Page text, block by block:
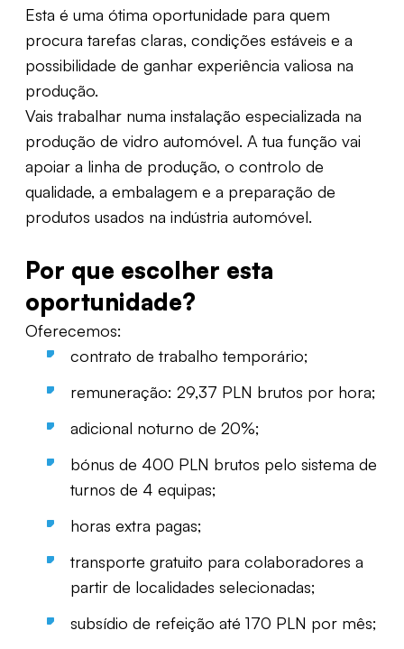
Esta é uma ótima oportunidade para quem
procura tarefas claras, condições estáveis e a
possibilidade de ganhar experiência valiosa na
produção.
Vais trabalhar numa instalação especializada na
produção de vidro automóvel. A tua função vai
apoiar a linha de produção, o controlo de
qualidade, a embalagem e a preparação de
produtos usados na indústria automóvel.
Por que escolher esta
oportunidade?
Oferecemos:
contrato de trabalho temporário;
remuneração: 29,37 PLN brutos por hora;
adicional noturno de 20%;
bónus de 400 PLN brutos pelo sistema de
turnos de 4 equipas;
horas extra pagas;
transporte gratuito para colaboradores a
partir de localidades selecionadas;
subsídio de refeição até 170 PLN por mês;